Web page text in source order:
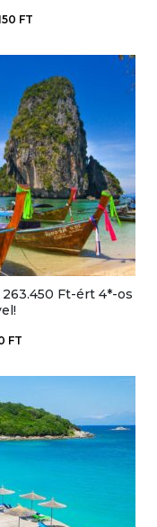
FT
Ft-ért 4*-os
FT